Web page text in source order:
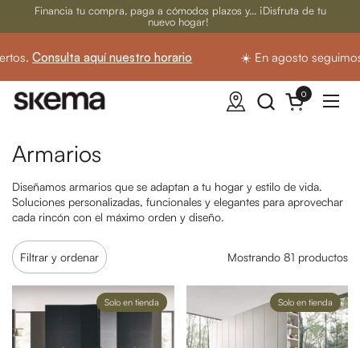
Ir al contenido
Financia tu compra, paga a cómodos plazos y... ¡Disfruta de tu
nuevo hogar!
Consulta aquí nuestro horario ☀️ En agosto seguimos
Abrir carrito
0
Abrir
Armarios
Diseñamos armarios que se adaptan a tu hogar y estilo de vida.
Soluciones personalizadas, funcionales y elegantes para aprovechar
cada rincón con el máximo orden y diseño.
Filtrar y ordenar Mostrando 81 productos
Solo en tienda Solo en tienda